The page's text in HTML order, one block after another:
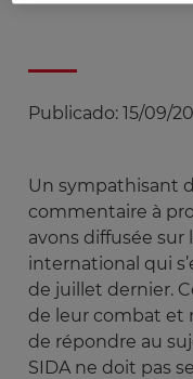
Publicado: 15/09/
Un sympathisant
commentaire à
avons diffusée sur
international qui
de juillet dernier.
de leur combat et
de répondre au
SIDA ne doit pas